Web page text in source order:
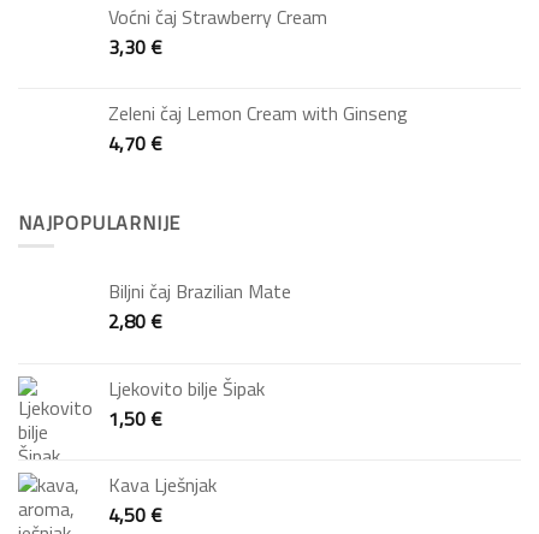
Voćni čaj Strawberry Cream
3,30€
Zeleni čaj Lemon Cream with Ginseng
4,70€
NAJPOPULARNIJE
Biljni čaj Brazilian Mate
2,80€
Ljekovito bilje Šipak
1,50€
Kava Lješnjak
4,50€